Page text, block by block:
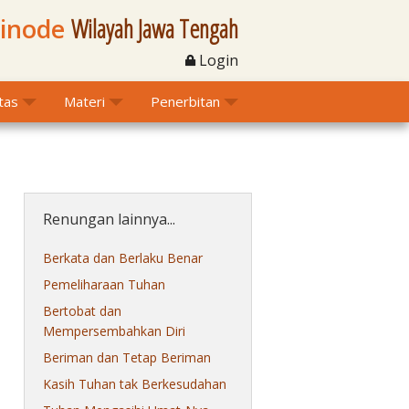
Wilayah Jawa Tengah
Login
Materi Penerbitan
Renungan lainnya...
Berkata dan Berlaku Benar
Pemeliharaan Tuhan
Bertobat dan
Mempersembahkan Diri
Beriman dan Tetap Beriman
Kasih Tuhan tak Berkesudahan